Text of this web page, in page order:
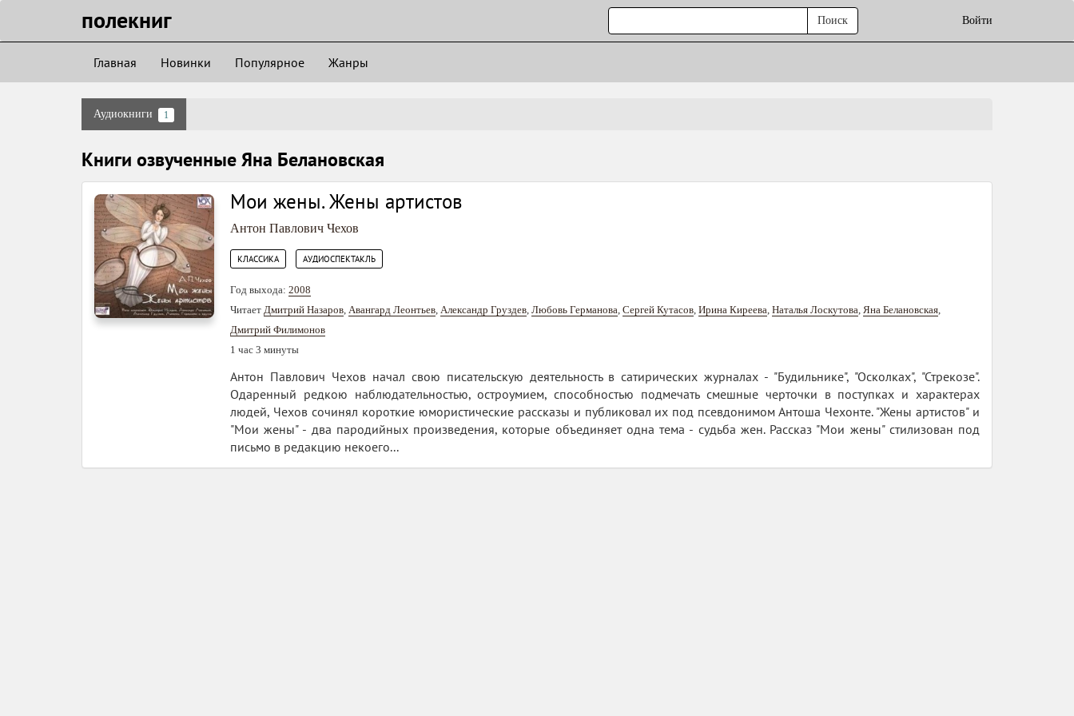
полекниг Войти
Поиск
Главная Новинки Популярное Жанры
Аудиокниги 1
Книги озвученные Яна Белановская
Мои жены. Жены артистов
Антон Павлович Чехов
КЛАССИКА АУДИОСПЕКТАКЛЬ
Год выхода: 2008
Читает Дмитрий Назаров, Авангард Леонтьев, Александр Груздев, Любовь Германова, Сергей Кутасов, Ирина Киреева, Наталья Лоскутова, Яна Белановская,
Дмитрий Филимонов
1 час 3 минуты
Антон Павлович Чехов начал свою писательскую деятельность в сатирических журналах - "Будильнике", "Осколках", "Стрекозе".
Одаренный редкою наблюдательностью, остроумием, способностью подмечать смешные черточки в поступках и характерах
людей, Чехов сочинял короткие юмористические рассказы и публиковал их под псевдонимом Антоша Чехонте. "Жены артистов" и
"Мои жены" - два пародийных произведения, которые объединяет одна тема - судьба жен. Рассказ "Мои жены" стилизован под
письмо в редакцию некоего...